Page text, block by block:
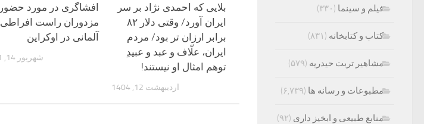
افشاگری در مورد حضور
مزدوران راست افراطی
آلمانی در اوکراین
شهریور 14, 1401
بلایی که احمدی نژاد بر سر
ایران آورد/ وقتی دلار ۸۲
برابر ارزان تر بود/ مردم
ایران، علّاف و عبد و عبیدِ
توهم امثال او نیستند!
اردیبهشت 12, 1404
فیلم و سینما (۳۳۰)
کتاب و کتابخانه (۸۳۱)
مشاهیر تربت حیدریه (۵۷۹)
مطبوعات و رسانه ها (۶,۷۳۹)
منابع طبیعی و ابخیز داری (۹۲)